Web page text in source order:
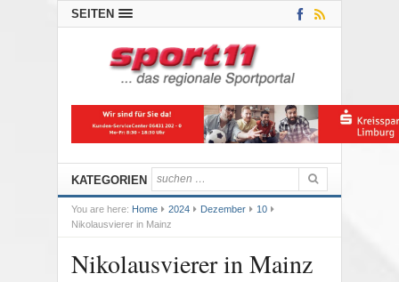
SEITEN
KATEGORIEN
You are here: Home 2024 Dezember
10
Nikolausvierer in Mainz
Nikolausvierer in Mainz